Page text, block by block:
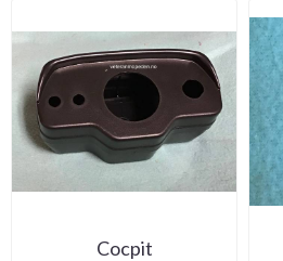
Cocpit